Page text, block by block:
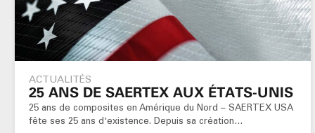
ACTUALITÉS
25 ANS DE SAERTEX AUX ÉTATS-UNIS
25 ans de composites en Amérique du Nord – SAERTEX USA
fête ses 25 ans d'existence. Depuis sa création…